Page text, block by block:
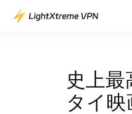
史上
タイ映